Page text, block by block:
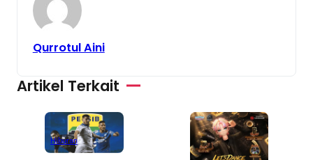
Qurrotul Aini
Artikel Terkait
Hiburan